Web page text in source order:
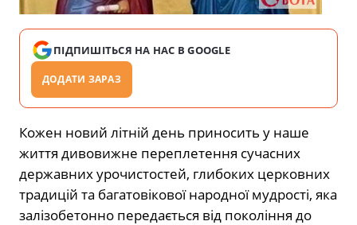
ПІДПИШІТЬСЯ НА НАС В GOOGLE
ДОДАТИ ЗАРАЗ
Кожен новий літній день приносить у наше
життя дивовижне переплетення сучасних
державних урочистостей, глибоких церковних
традицій та багатовікової народної мудрості, яка
залізобетонно передається від покоління до